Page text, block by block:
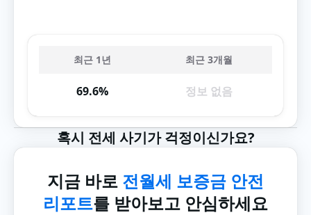
최근 1년 최근 3개월
69.6% 정보 없음
혹시 전세 사기가 걱정이신가요?
지금 바로 전월세 보증금 안전
리포트를 받아보고 안심하세요